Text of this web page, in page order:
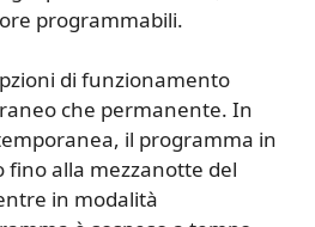
programmabili.
di funzionamento
che permanente. In
il programma in
fino alla mezzanotte del
in modalità